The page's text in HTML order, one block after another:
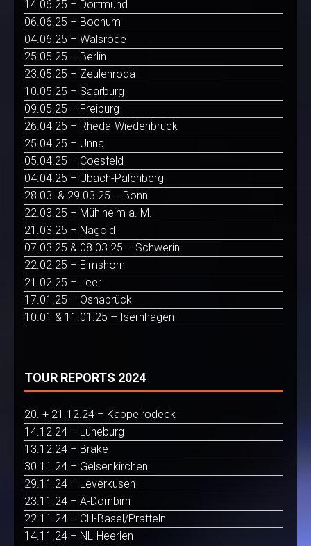
14.06.25 – Dortmund
06.06.25 – Bochum
04.06.25 – Walsrode
25.05.25 – Berlin
23.05.25 – Zeulenroda
10.05.25 – Saarburg
09.05.25 – Freiburg
26.04.25 – Rheda-Wiedenbrück
25.04.25 – Unna
05.04.25 – Coesfeld
04.04.25 – Übach-Palenberg
28.03. & 29.03.25 – Bonn
22.03.25 – Mühlheim a. M.
21.03.25 – Nagold
07.03.25 & 08.03.25 – Schwerin
22.02.25 – Elmshorn
21.02.25 – Leer
17.01.25 – Osnabrück
10.01 & 11.01.25 – Isernhagen
TOUR REPORTS 2024
20. + 21.12.24 – Kappelrodeck
14.12.24 – Lüneburg
13.12.24 – Brake
30.11.24 – Gelsenkirchen
29.11.24 – Leverkusen
23.11.24 – A-Dornbirn
22.11.24 – CH-Basel/Pratteln
14.11.24 – NL-Heerlen